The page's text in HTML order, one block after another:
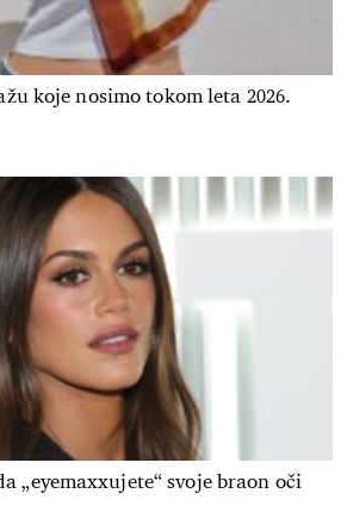
koje nosimo tokom leta 2026.
„eyemaxxujete“ svoje braon oči